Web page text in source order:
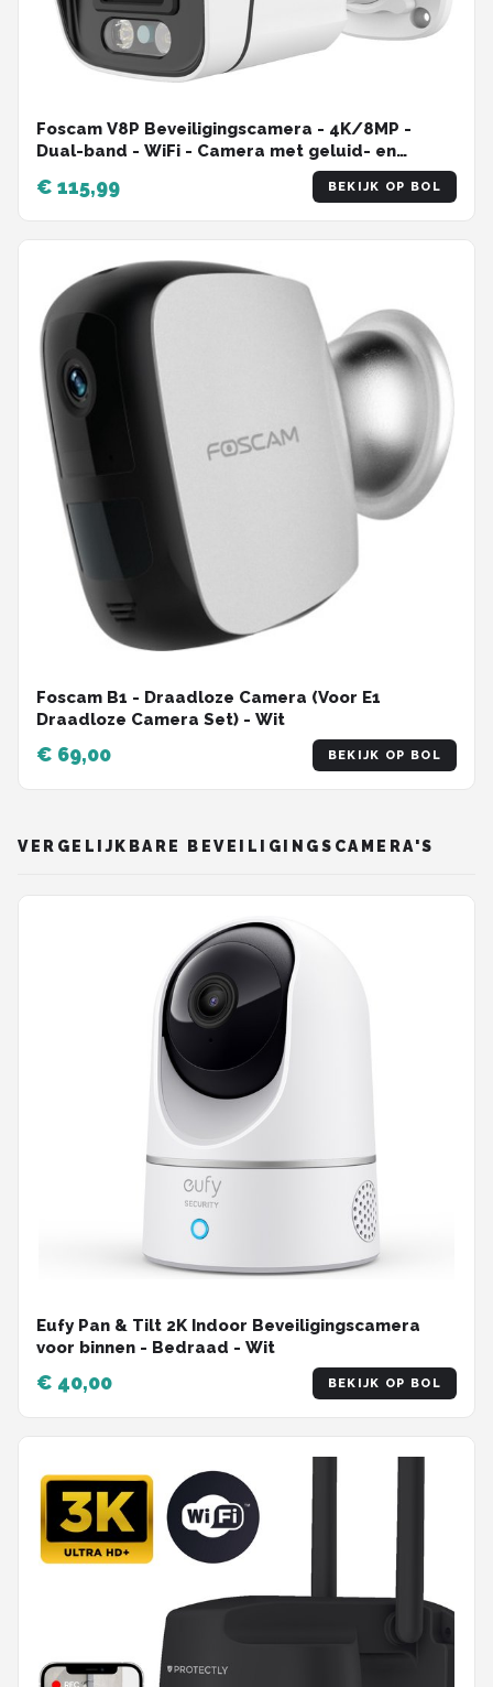
Foscam V8P Beveiligingscamera - 4K/8MP -
Dual-band - WiFi - Camera met geluid- en
€ 115,99 BEKIJK OP BOL
Foscam B1 - Draadloze Camera (Voor E1
Draadloze Camera Set) - Wit
€ 69,00 BEKIJK OP BOL
VERGELIJKBARE BEVEILIGINGSCAMERA'S
Eufy Pan & Tilt 2K Indoor Beveiligingscamera
voor binnen - Bedraad - Wit
€ 40,00 BEKIJK OP BOL